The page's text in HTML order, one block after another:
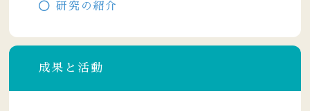
研究の紹介
成果と活動